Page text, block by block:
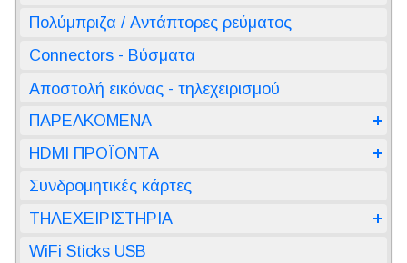
Πολύμπριζα / Αντάπτορες ρεύματος
Connectors - Βύσματα
Αποστολή εικόνας - τηλεχειρισμού
ΠΑΡΕΛΚΟΜΕΝΑ
HDMI ΠΡΟΪΟΝΤΑ
Συνδρομητικές κάρτες
ΤΗΛΕΧΕΙΡΙΣΤΗΡΙΑ
WiFi Sticks USB